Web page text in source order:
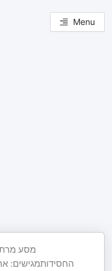
Menu
מסע
החסידותמגישים: